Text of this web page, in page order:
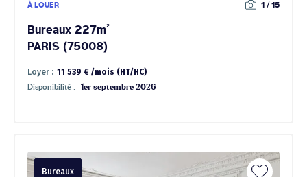
À LOUER 1 / 15
Bureaux 227m²
PARIS (75008)
Loyer : 11 539 € /mois (HT/HC)
Disponibilité : 1er septembre 2026
Bureaux